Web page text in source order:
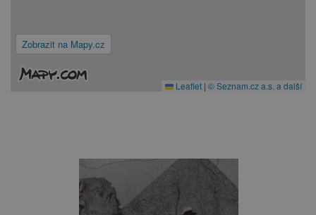
Zobrazit na Mapy.cz
Leaflet | © Seznam.cz a.s. a další